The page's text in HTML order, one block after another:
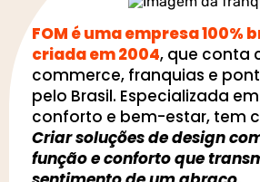
FOM é uma empresa 100%
criada em 2004, que conta
commerce, franquias e
pelo Brasil. Especializada
conforto e bem-estar, tem
Criar soluções de design
função e conforto que